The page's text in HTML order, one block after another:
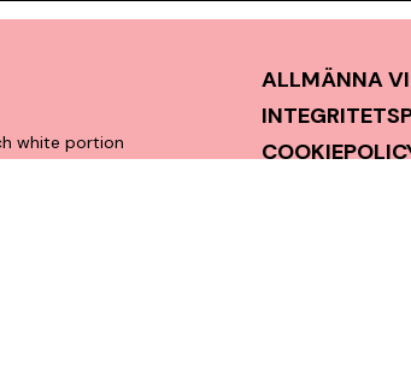
white portion
ALLMÄNNA